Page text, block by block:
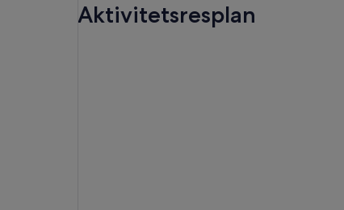
Aktivitetsresplan